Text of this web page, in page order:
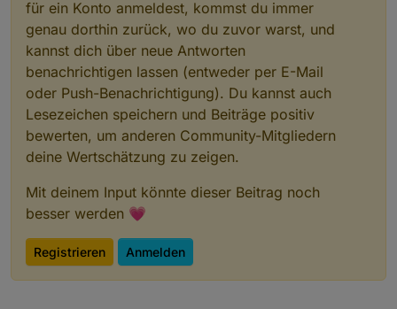
für ein Konto anmeldest, kommst du immer
genau dorthin zurück, wo du zuvor warst, und
kannst dich über neue Antworten
benachrichtigen lassen (entweder per E-Mail
oder Push-Benachrichtigung). Du kannst auch
Lesezeichen speichern und Beiträge positiv
bewerten, um anderen Community-Mitgliedern
deine Wertschätzung zu zeigen.
Mit deinem Input könnte dieser Beitrag noch
besser werden 💗
Registrieren Anmelden